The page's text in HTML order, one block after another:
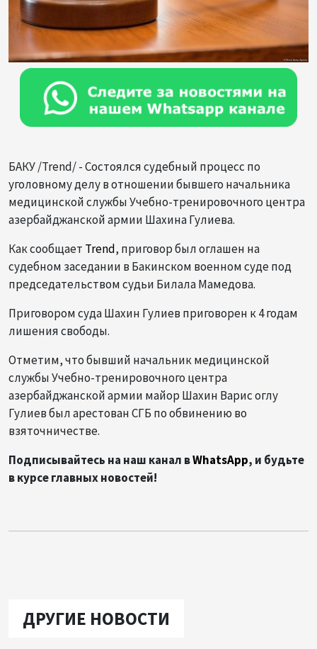
БАКУ /Trend/ - Состоялся судебный процесс по
уголовному делу в отношении бывшего начальника
медицинской службы Учебно-тренировочного центра
азербайджанской армии Шахина Гулиева.
Как сообщает Trend, приговор был оглашен на
судебном заседании в Бакинском военном суде под
председательством судьи Билала Мамедова.
Приговором суда Шахин Гулиев приговорен к 4 годам
лишения свободы.
Отметим, что бывший начальник медицинской
службы Учебно-тренировочного центра
азербайджанской армии майор Шахин Варис оглу
Гулиев был арестован СГБ по обвинению во
взяточничестве.
Подписывайтесь на наш канал вWhatsApp, и будьте
в курсе главных новостей!
ДРУГИЕ НОВОСТИ